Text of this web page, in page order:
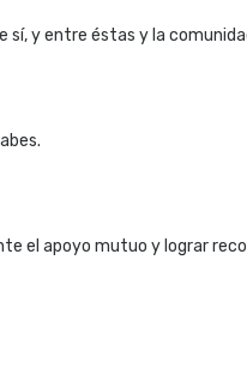
y entre éstas y la
el apoyo mutuo y lograr